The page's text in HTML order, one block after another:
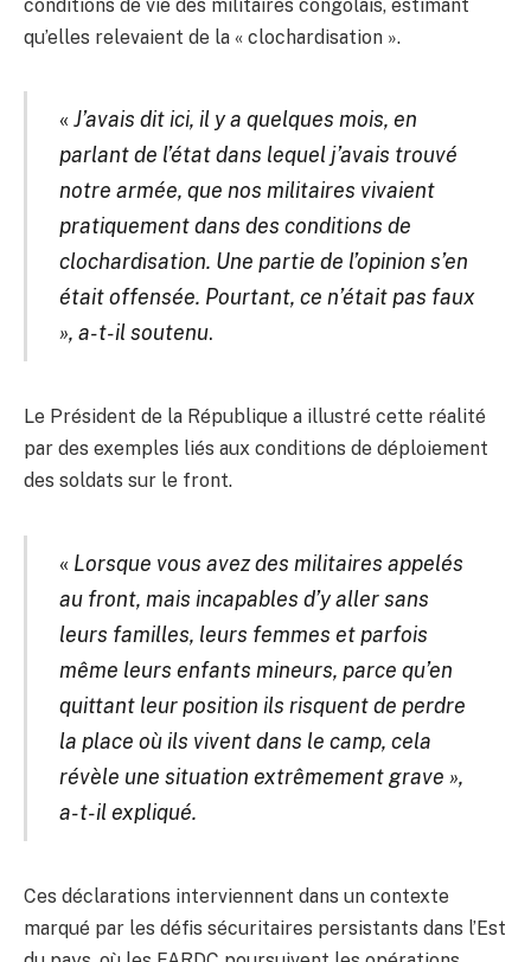
conditions de vie des militaires congolais, estimant
qu’elles relevaient de la « clochardisation ».
« J’avais dit ici, il y a quelques mois, en
parlant de l’état dans lequel j’avais trouvé
notre armée, que nos militaires vivaient
pratiquement dans des conditions de
clochardisation. Une partie de l’opinion s’en
était offensée. Pourtant, ce n’était pas faux
», a-t-il soutenu.
Le Président de la République a illustré cette réalité
par des exemples liés aux conditions de déploiement
des soldats sur le front.
« Lorsque vous avez des militaires appelés
au front, mais incapables d’y aller sans
leurs familles, leurs femmes et parfois
même leurs enfants mineurs, parce qu’en
quittant leur position ils risquent de perdre
la place où ils vivent dans le camp, cela
révèle une situation extrêmement grave »,
a-t-il expliqué.
Ces déclarations interviennent dans un contexte
marqué par les défis sécuritaires persistants dans l’Est